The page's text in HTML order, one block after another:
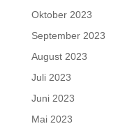
Oktober 2023
September 2023
August 2023
Juli 2023
Juni 2023
Mai 2023